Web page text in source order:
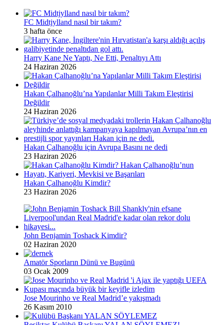
FC Midtjylland nasıl bir takım?
3 hafta önce
Harry Kane Ne Yaptı, Ne Etti, Penaltıyı Attı
24 Haziran 2026
Hakan Çalhanoğlu’na Yapılanlar Milli Takım Eleştirisi
Değildir
24 Haziran 2026
Hakan Çalhanoğlu için Avrupa Basını ne dedi
23 Haziran 2026
Hakan Çalhanoğlu Kimdir?
23 Haziran 2026
John Benjamin Toshack Kimdir?
02 Haziran 2020
Amatör Sporların Dünü ve Bugünü
03 Ocak 2009
Jose Mourinho ve Real Madrid’e yakışmadı
26 Kasım 2010